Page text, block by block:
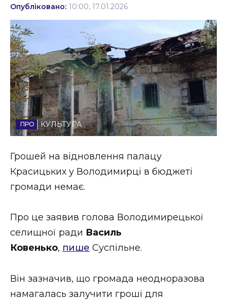
Політика
Соціум
Спорт
Стиль життя
Втрачений Ужгород
Втрачений Ужгород (відеоверсія)
ЗАКАРПАТСЬКІ НОВИНИ
НОВИНИ ЗАХІДНОЇ УКРАЇНИ
Опубліковано: 10:00, 17.01.2026
КУЛЬТУРА
Грошей на відновлення палацу
Красицьких у Володимирці в бюджеті
громади немає.
Про це заявив голова Володимирецької
селищної ради Василь
Ковенько, пише Суспільне.
Він зазначив, що громада неодноразова
намагалась залучити гроші для